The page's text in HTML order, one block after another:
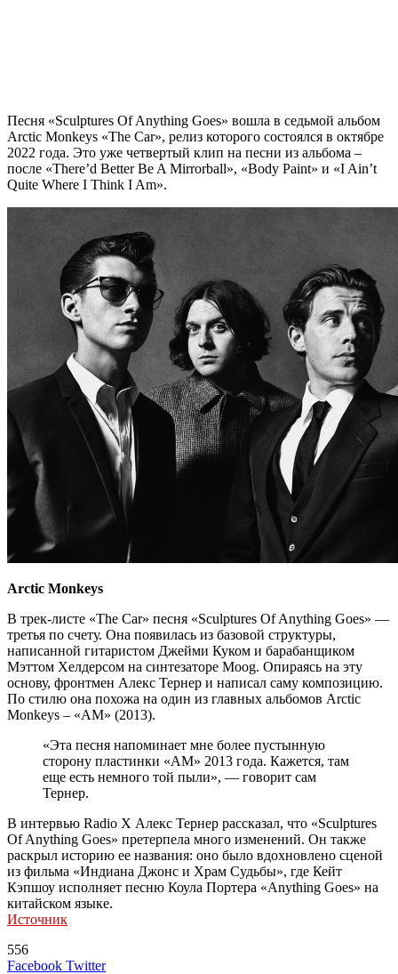
Песня «Sculptures Of Anything Goes» вошла в седьмой альбом
Arctic Monkeys «The Car», релиз которого состоялся в октябре
2022 года. Это уже четвертый клип на песни из альбома –
после «There’d Better Be A Mirrorball», «Body Paint» и «I Ain’t
Quite Where I Think I Am».
Arctic Monkeys
В трек-листе «The Car» песня «Sculptures Of Anything Goes» —
третья по счету. Она появилась из базовой структуры,
написанной гитаристом Джейми Куком и барабанщиком
Мэттом Хелдерсом на синтезаторе Moog. Опираясь на эту
основу, фронтмен Алекс Тернер и написал саму композицию.
По стилю она похожа на один из главных альбомов Arctic
Monkeys – «AM» (2013).
«Эта песня напоминает мне более пустынную
сторону пластинки «AM» 2013 года. Кажется, там
еще есть немного той пыли», — говорит сам
Тернер.
В интервью Radio X Алекс Тернер рассказал, что «Sculptures
Of Anything Goes» претерпела много изменений. Он также
раскрыл историю ее названия: оно было вдохновлено сценой
из фильма «Индиана Джонс и Храм Судьбы», где Кейт
Кэпшоу исполняет песню Коула Портера «Anything Goes» на
китайском языке.
Источник
556
Facebook TwitterLinkedIn
Tumblr
Reddit
Вконтакте
Одноклассники
Skype
Messenger
Messenger
WhatsApp
Telegram
Viber
Line
Поделиться
Печатать